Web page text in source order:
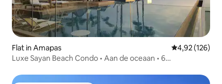
Flat in Amapas Gemiddelde
4,92 (126)
Luxe Sayan Beach Condo • Aan de oceaan • 6